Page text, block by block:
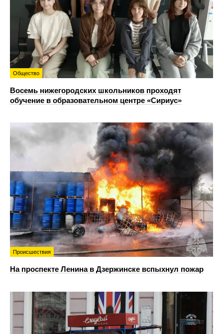
Общество
Восемь нижегородских школьников проходят
обучение в образовательном центре «Сириус»
Происшествия
На проспекте Ленина в Дзержинске вспыхнул пожар